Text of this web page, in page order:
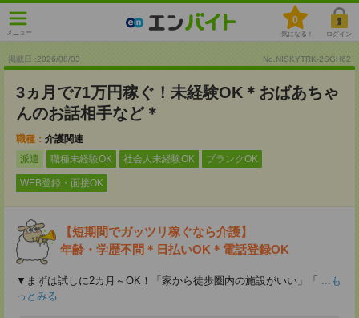
メニュー
0
気になる！ ログイン
掲載日 :2026/08/03 No.NISKYTRK-2SGH62
3ヵ月で71万円稼ぐ！未経験OK＊おばあちゃ
んのお話相手など＊
職種： 介護関連
派遣
職種未経験OK 社会人未経験OK ブランクOK
WEB登録・面接OK
【短期間でガッツリ稼ぐなら介護】
年齢・学歴不問＊日払いOK＊電話登録OK
▼まずは試しに2カ月～OK！「家から徒歩圏内の施設がいい」「 ...も
っとみる